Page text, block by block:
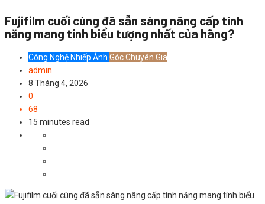
Fujifilm cuối cùng đã sẵn sàng nâng cấp tính
năng mang tính biểu tượng nhất của hãng?
Công Nghệ Nhiếp Ảnh Góc Chuyên Gia
admin
8 Tháng 4, 2026
0
68
15 minutes read